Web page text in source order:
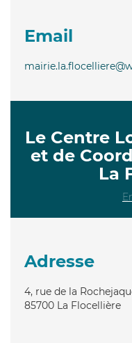
Email
Le Centre
et de
La
Adresse
4, rue de la
85700 La Flocellière